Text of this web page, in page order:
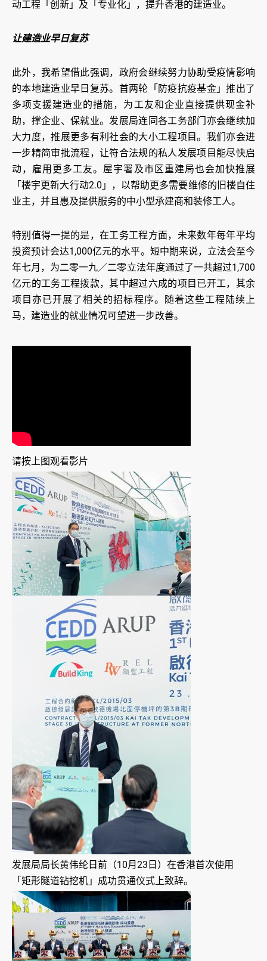
动工程「创新」及「专业化」，提升香港的建造业。
让建造业早日复苏
此外，我希望借此强调，政府会继续努力协助受疫情影响
的本地建造业早日复苏。首两轮「防疫抗疫基金」推出了
多项支援建造业的措施，为工友和企业直接提供现金补
助，撑企业、保就业。发展局连同各工务部门亦会继续加
大力度，推展更多有利社会的大小工程项目。我们亦会进
一步精简审批流程，让符合法规的私人发展项目能尽快启
动，雇用更多工友。屋宇署及市区重建局也会加快推展
「楼宇更新大行动2.0」，以帮助更多需要维修的旧楼自住
业主，并且惠及提供服务的中小型承建商和装修工人。
特别值得一提的是，在工务工程方面，未来数年每年平均
投资预计会达1,000亿元的水平。短中期来说，立法会至今
年七月，为二零一九／二零立法年度通过了一共超过1,700
亿元的工务工程拨款，其中超过六成的项目已开工，其余
项目亦已开展了相关的招标程序。随着这些工程陆续上
马，建造业的就业情况可望进一步改善。
请按上图观看影片
发展局局长黄伟纶日前（10月23日）在香港首次使用
「矩形隧道钻挖机」成功贯通仪式上致辞。